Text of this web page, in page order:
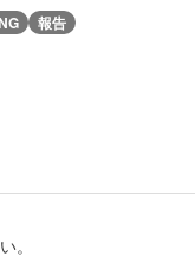
報告
。